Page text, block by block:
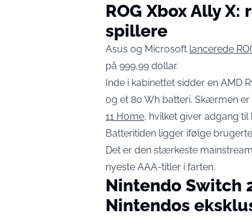
ROG Xbox Ally
spillere
Asus og Microsoft lancerede
på 999,99 dollar.
Inde i kabinettet sidder en AMD
og et 80 Wh batteri. Skærmen er
11 Home, hvilket giver adgang til
Batteritiden ligger ifølge
Det er den stærkeste
nyeste AAA-titler i farten.
Nintendo Switch
Nintendos